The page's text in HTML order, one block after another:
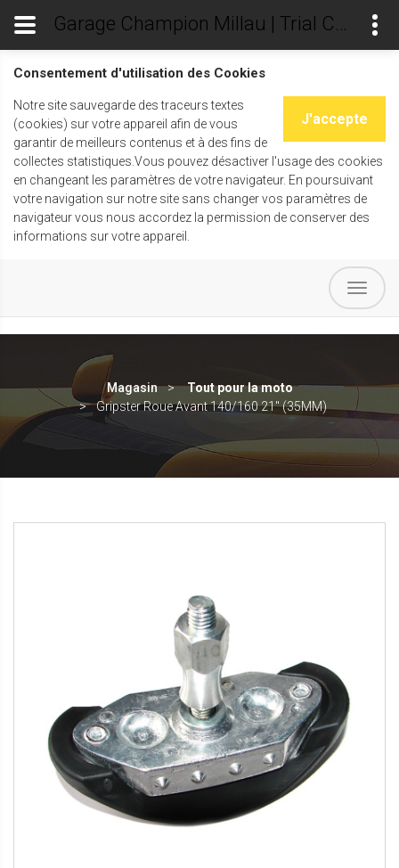
Consentement d'utilisation des Cookies
J'accepte
Notre site sauvegarde des traceurs textes
(cookies) sur votre appareil afin de vous
garantir de meilleurs contenus et à des fins de
collectes statistiques.Vous pouvez désactiver l'usage des cookies
en changeant les paramètres de votre navigateur. En poursuivant
votre navigation sur notre site sans changer vos paramètres de
navigateur vous nous accordez la permission de conserver des
informations sur votre appareil.
Garage Champion Millau | Trial Champ's
Magasin
Tout pour la moto
Gripster Roue Avant 140/160 21" (35MM)